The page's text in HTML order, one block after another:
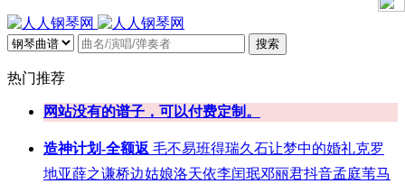
搜索
热门推荐
网站没有的谱子，可以付费定制。
造神计划-全额返 毛不易班得瑞久石让梦中的婚礼克罗
地亚薛之谦桥边姑娘洛天依李闰珉邓丽君抖音孟庭苇马